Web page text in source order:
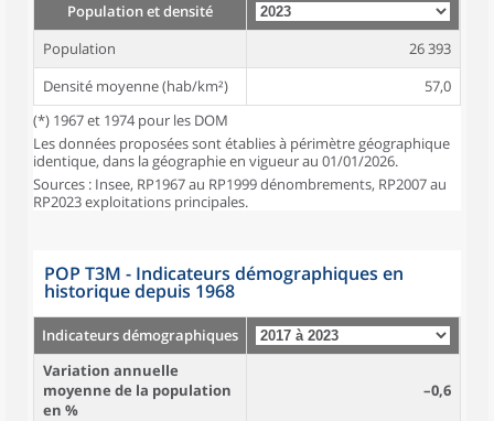
Population et densité
Population
26 393
Densité moyenne (hab/km²)
57,0
(*) 1967 et 1974 pour les DOM
Les données proposées sont établies à périmètre géographique
identique, dans la géographie en vigueur au 01/01/2026.
Sources : Insee, RP1967 au RP1999 dénombrements, RP2007 au
RP2023 exploitations principales.
POP T3M - Indicateurs démographiques en
historique depuis 1968
Indicateurs démographiques
Variation annuelle
moyenne de la population
en %
–0,6